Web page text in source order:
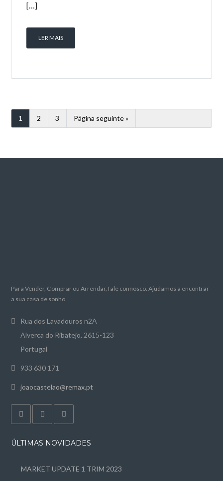
[…]
LER MAIS
1 2 3 Página seguinte »
Para Vender, Comprar ou Arrendar, fale connosco. Ajudamos a encontrar
a sua casa de sonho.
Rua dos Lavadouros n2A
Alverca do Ribatejo, 2615-123
Portugal
933 630 171
joaocastelao@remax.pt
ÚLTIMAS NOVIDADES
MARKET UPDATE 1 TRIM 2023